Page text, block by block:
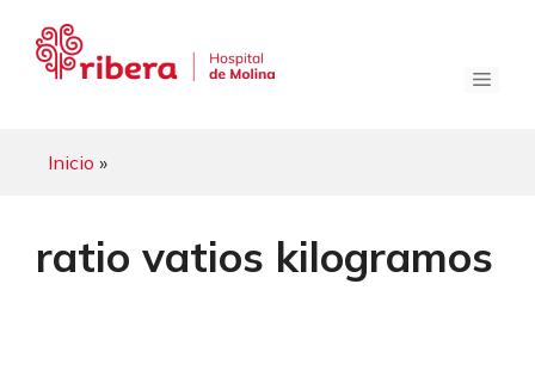
contenido
Menú
Inicio »
ratio vatios kilogramos